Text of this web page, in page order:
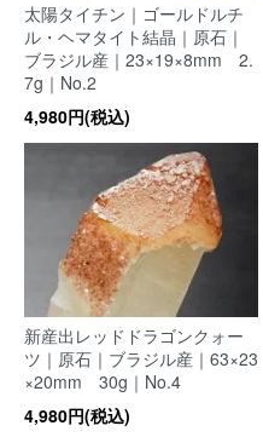
太陽タイチン｜ゴールドルチ
ル・ヘマタイト結晶｜原石｜
ブラジル産｜23×19×8mm 2.
7g｜No.2
4,980円(税込)
新産出レッドドラゴンクォー
ツ｜原石｜ブラジル産｜63×23
×20mm 30g｜No.4
4,980円(税込)